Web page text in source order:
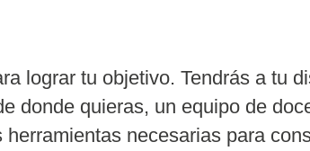
lograr tu objetivo. Tendrás a tu
donde quieras, un equipo de
necesarias para